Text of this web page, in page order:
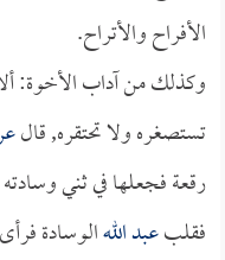
الأفراح والأتراح.
وكذلك من آداب الأخوة:
تستصغره ولا تحتقره, قال
رقعة فجعلها في ثني
فقلبعبد اللهالوسادة